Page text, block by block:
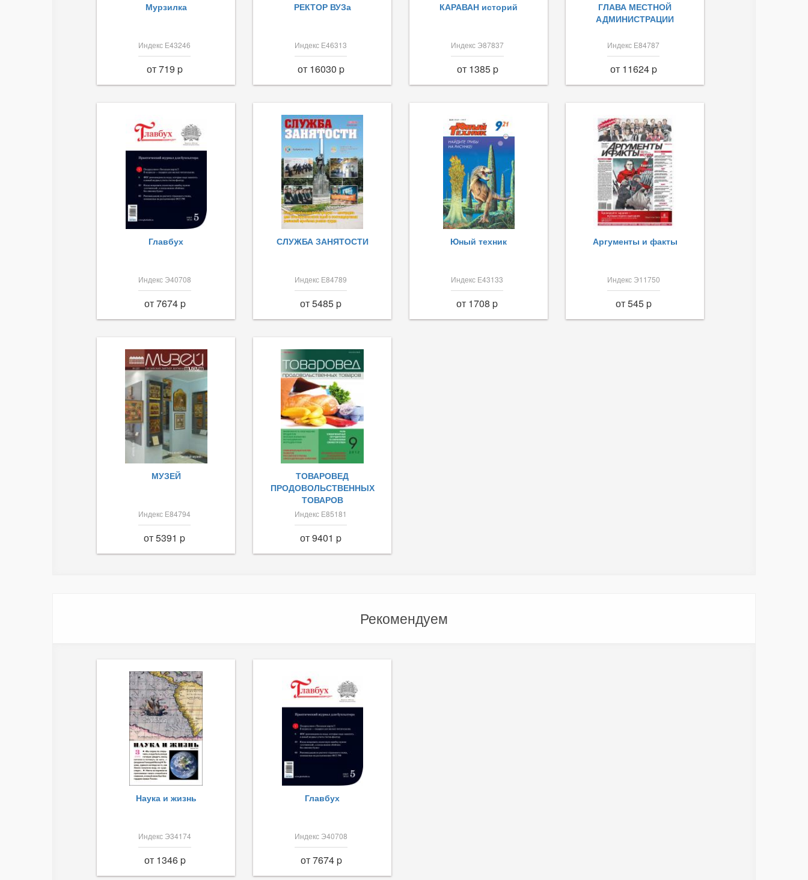
Мурзилка
Индекс Е43246
от 719 p
РЕКТОР ВУЗа
Индекс Е46313
от 16030 p
КАРАВАН историй
Индекс Э87837
от 1385 p
ГЛАВА МЕСТНОЙ
АДМИНИСТРАЦИИ
Индекс Е84787
от 11624 p
Главбух
Индекс Э40708
от 7674 p
СЛУЖБА ЗАНЯТОСТИ
Индекс Е84789
от 5485 p
Юный техник
Индекс Е43133
от 1708 p
Аргументы и факты
Индекс Э11750
от 545 p
МУЗЕЙ
Индекс Е84794
от 5391 p
ТОВАРОВЕД
ПРОДОВОЛЬСТВЕННЫХ
ТОВАРОВ
Индекс Е85181
от 9401 p
Рекомендуем
Наука и жизнь
Индекс Э34174
от 1346 p
Главбух
Индекс Э40708
от 7674 p